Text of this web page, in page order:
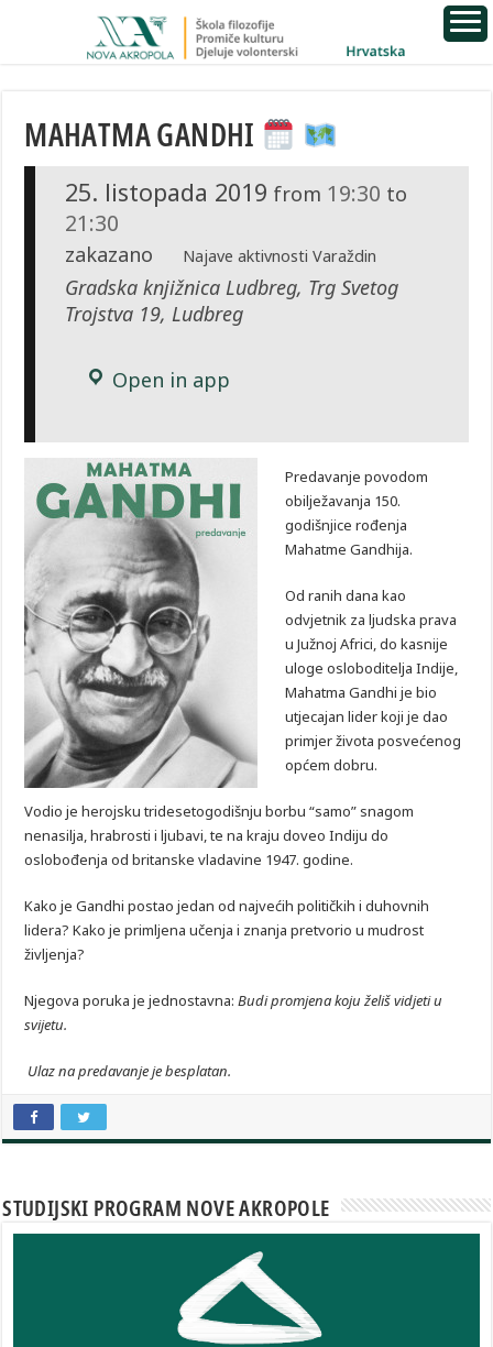
MAHATMA GANDHI
25. listopada 2019 from 19:30 to
21:30
zakazano Najave aktivnosti Varaždin
Gradska knjižnica Ludbreg, Trg Svetog
Trojstva 19, Ludbreg
Open in app
Predavanje povodom
obilježavanja 150.
godišnjice rođenja
Mahatme Gandhija.
Od ranih dana kao
odvjetnik za ljudska prava
u Južnoj Africi, do kasnije
uloge osloboditelja Indije,
Mahatma Gandhi je bio
utjecajan lider koji je dao
primjer života posvećenog
općem dobru.
Vodio je herojsku tridesetogodišnju borbu “samo” snagom
nenasilja, hrabrosti i ljubavi, te na kraju doveo Indiju do
oslobođenja od britanske vladavine 1947. godine.
Kako je Gandhi postao jedan od najvećih političkih i duhovnih
lidera? Kako je primljena učenja i znanja pretvorio u mudrost
življenja?
Njegova poruka je jednostavna:Budi promjena koju želiš vidjeti u
svijetu.
Ulaz na predavanje je besplatan.
STUDIJSKI PROGRAM NOVE AKROPOLE